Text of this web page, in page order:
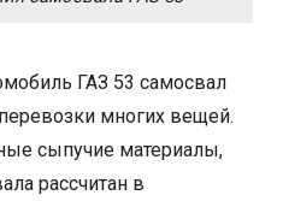
ГАЗ 53 самосвал
многих вещей.
сыпучие материалы,
рассчитан в